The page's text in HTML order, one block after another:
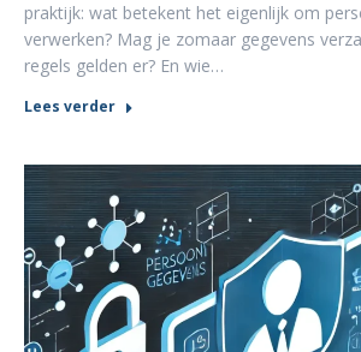
praktijk: wat betekent het eigenlijk om
verwerken? Mag je zomaar gegevens
regels gelden er? En wie…
Lees verder